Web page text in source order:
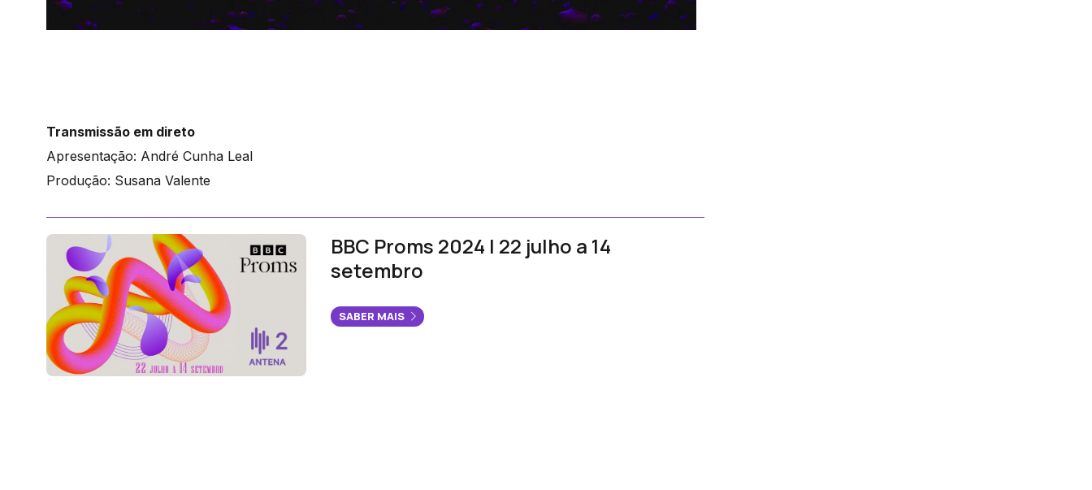
Transmissão em direto
Apresentação: André Cunha Leal
Produção: Susana Valente
BBC Proms 2024 | 22 julho a 14
setembro
SABER MAIS